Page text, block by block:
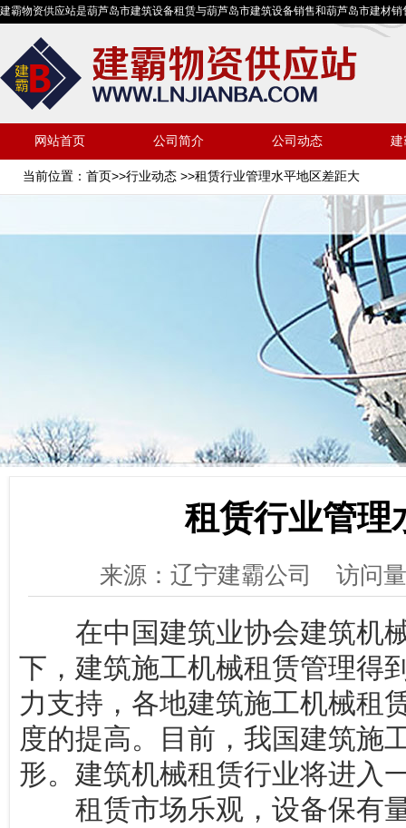
建霸物资供应站是葫芦岛市建筑设备租赁与葫芦岛市建筑设备销售和葫芦岛市建材
网站首页 公司简介 公司动态 建
当前位置： 首页>>行业动态 >>租赁行业管理水平地区差距大
租赁行业管理
来源：辽宁建霸公司 访问
在中国建筑业协会建筑机
下，建筑施工机械租赁管理得
力支持，各地建筑施工机械租
度的提高。目前，我国建筑施
形。建筑机械租赁行业将进入
租赁市场乐观，设备保有